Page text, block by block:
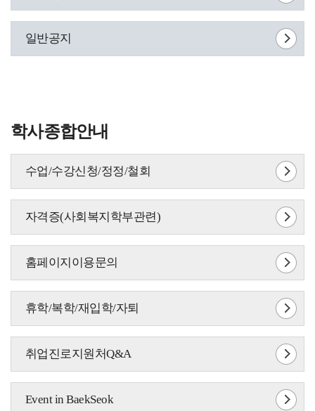
일반공지
학사종합안내
수업/수강신청/정정/철회
자격증(사회복지학부관련)
홈페이지이용문의
휴학/복학/재입학/자퇴
취업진로지원처Q&A
Event in BaekSeok